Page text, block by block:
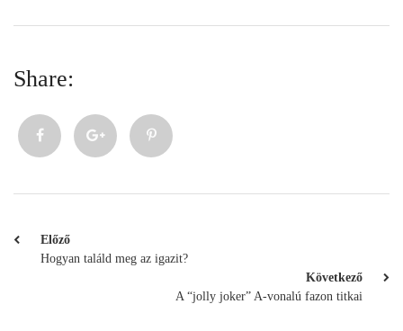
Share:
Előző
Hogyan találd meg az igazit?
Következő
A “jolly joker” A-vonalú fazon titkai